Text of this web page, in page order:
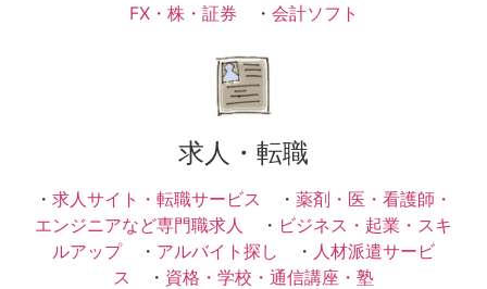
FX・株・証券 ・ 会計ソフト
求人・転職
・ 求人サイト・転職サービス ・ 薬剤・医・看護師・
エンジニアなど専門職求人
・ ビジネス・起業・スキ
ルアップ・ アルバイト探し ・ 人材派遣サービ
ス ・ 資格・学校・通信講座・塾